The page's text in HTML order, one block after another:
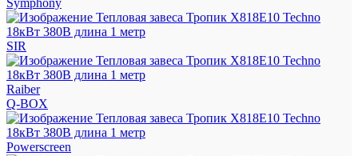
SIR
Raiber
Q-BOX
Powerscreen